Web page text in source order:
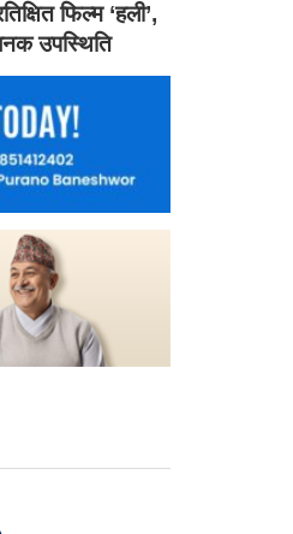
फिल्म ‘हली’,
उपस्थिति